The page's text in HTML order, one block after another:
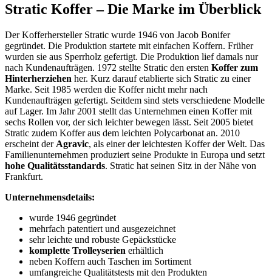
Stratic Koffer – Die Marke im Überblick
Der Kofferhersteller Stratic wurde 1946 von Jacob Bonifer
gegründet. Die Produktion startete mit einfachen Koffern. Früher
wurden sie aus Sperrholz gefertigt. Die Produktion lief damals nur
nach Kundenaufträgen. 1972 stellte Stratic den ersten Koffer zum
Hinterherziehen her. Kurz darauf etablierte sich Stratic zu einer
Marke. Seit 1985 werden die Koffer nicht mehr nach
Kundenaufträgen gefertigt. Seitdem sind stets verschiedene Modelle
auf Lager. Im Jahr 2001 stellt das Unternehmen einen Koffer mit
sechs Rollen vor, der sich leichter bewegen lässt. Seit 2005 bietet
Stratic zudem Koffer aus dem leichten Polycarbonat an. 2010
erscheint der Agravic, als einer der leichtesten Koffer der Welt. Das
Familienunternehmen produziert seine Produkte in Europa und setzt
hohe Qualitätsstandards. Stratic hat seinen Sitz in der Nähe von
Frankfurt.
Unternehmensdetails:
wurde 1946 gegründet
mehrfach patentiert und ausgezeichnet
sehr leichte und robuste Gepäckstücke
komplette Trolleyserien erhältlich
neben Koffern auch Taschen im Sortiment
umfangreiche Qualitätstests mit den Produkten